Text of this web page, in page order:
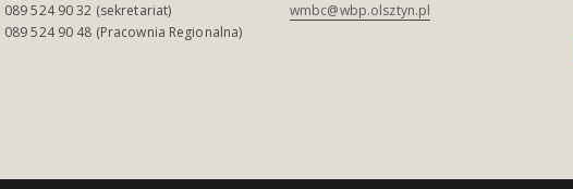
089 524 90 32 (sekretariat)
089 524 90 48 (Pracownia Regionalna)
wmbc@wbp.olsztyn.pl